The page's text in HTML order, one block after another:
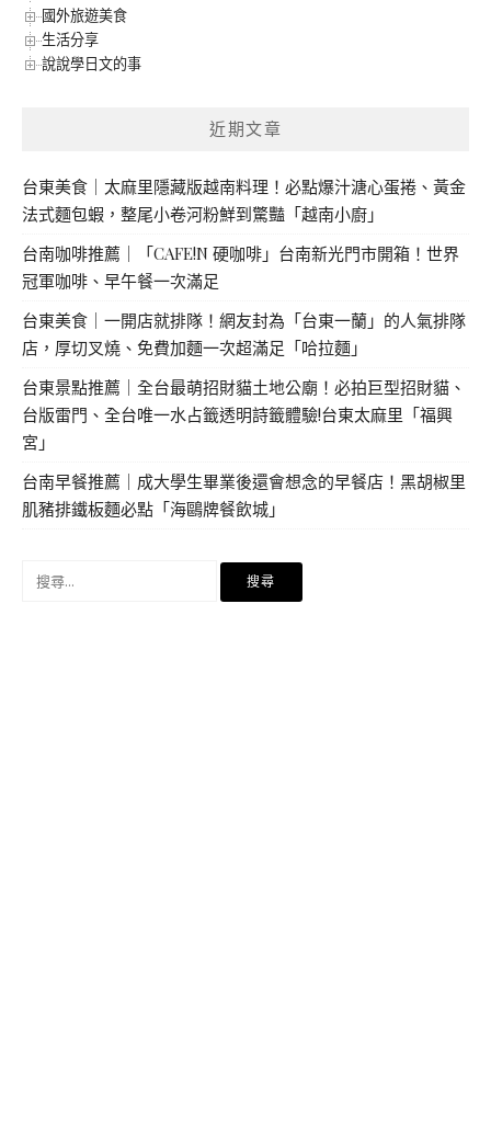
國外旅遊美食
生活分享
說說學日文的事
近期文章
台東美食｜太麻里隱藏版越南料理！必點爆汁溏心蛋捲、黃金
法式麵包蝦，整尾小卷河粉鮮到驚豔「越南小廚」
台南咖啡推薦｜「CAFE!N 硬咖啡」台南新光門市開箱！世界
冠軍咖啡、早午餐一次滿足
台東美食｜一開店就排隊！網友封為「台東一蘭」的人氣排隊
店，厚切叉燒、免費加麵一次超滿足「哈拉麵」
台東景點推薦｜全台最萌招財貓土地公廟！必拍巨型招財貓、
台版雷門、全台唯一水占籤透明詩籤體驗!台東太麻里「福興
宮」
台南早餐推薦｜成大學生畢業後還會想念的早餐店！黑胡椒里
肌豬排鐵板麵必點「海鷗牌餐飲城」